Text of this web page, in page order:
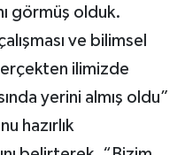
görmüş olduk.
ve bilimsel
ilimizde
yerini almış oldu”
hazırlık